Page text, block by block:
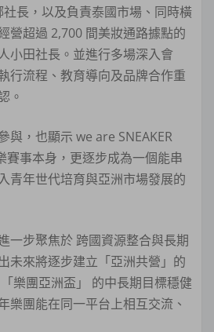
長，以及負責泰國市場、同時橫
營超過 2,700 間美妝通路據點的
小田社長。並進行多場深入會
行流程、教育導向及品牌合作重
。
與，也顯示 we are SNEAKER
賽事本身，更逐步成為一個能串
青年世代培育與亞洲市場發展的
一步聚焦於 跨國資源整合與長期
未來將逐步建立「亞洲共營」的
樂團亞洲盃」 的中長期目標穩健
樂團能在同一平台上相互交流、